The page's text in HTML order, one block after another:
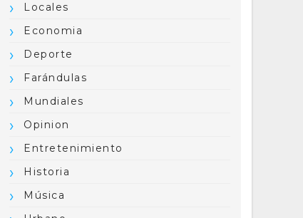
Locales
Economia
Deporte
Farándulas
Mundiales
Opinion
Entretenimiento
Historia
Música